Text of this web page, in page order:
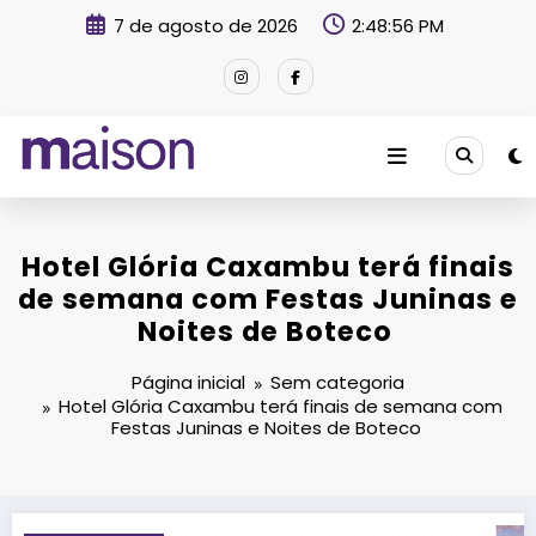
7 de agosto de 2026 2:48:58 PM
Revista Maison
Hotel Glória Caxambu terá finais
de semana com Festas Juninas e
Noites de Boteco
Página inicial
Sem categoria
Hotel Glória Caxambu terá finais de semana com
Festas Juninas e Noites de Boteco